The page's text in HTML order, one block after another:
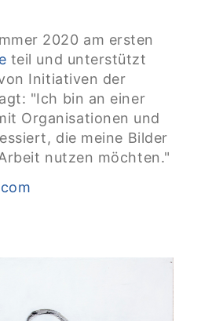
2020 am ersten
teil und unterstützt
Initiativen der
"Ich bin an einer
Organisationen und
die meine Bilder
nutzen möchten."